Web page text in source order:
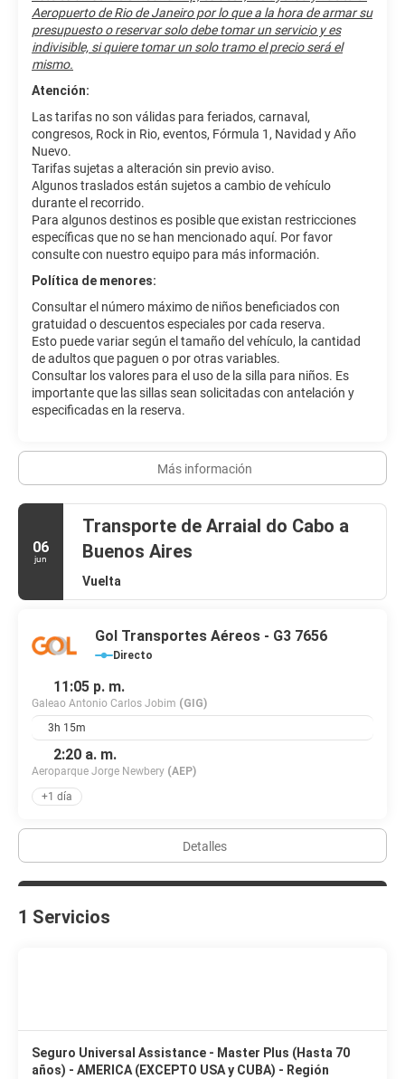
Aeropuerto de Rio de Janeiro por lo que a la hora de armar su
presupuesto o reservar solo debe tomar un servicio y es
indivisible, si quiere tomar un solo tramo el precio será el
mismo.
Atención:
Las tarifas no son válidas para feriados, carnaval,
congresos, Rock in Rio, eventos, Fórmula 1, Navidad y Año
Nuevo.
Tarifas sujetas a alteración sin previo aviso.
Algunos traslados están sujetos a cambio de vehículo
durante el recorrido.
Para algunos destinos es posible que existan restricciones
específicas que no se han mencionado aquí. Por favor
consulte con nuestro equipo para más información.
Política de menores:
Consultar el número máximo de niños beneficiados con
gratuidad o descuentos especiales por cada reserva.
Esto puede variar según el tamaño del vehículo, la cantidad
de adultos que paguen o por otras variables.
Consultar los valores para el uso de la silla para niños. Es
importante que las sillas sean solicitadas con antelación y
especificadas en la reserva.
Más información
06
jun
Transporte de Arraial do Cabo a
Buenos Aires
Vuelta
Gol Transportes Aéreos - G3 7656
Directo
11:05 p. m.
Galeao Antonio Carlos Jobim (GIG)
3h 15m
2:20 a. m.
Aeroparque Jorge Newbery (AEP)
+1 día
Detalles
1 Servicios
Seguro Universal Assistance - Master Plus (Hasta 70
años) - AMERICA (EXCEPTO USA y CUBA) - Región